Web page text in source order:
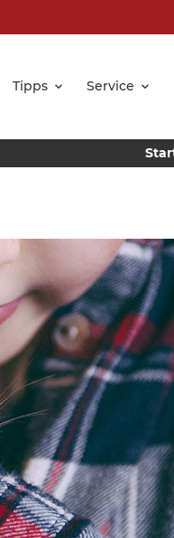
Tipps Service